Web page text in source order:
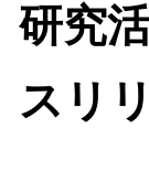
研究
スリ